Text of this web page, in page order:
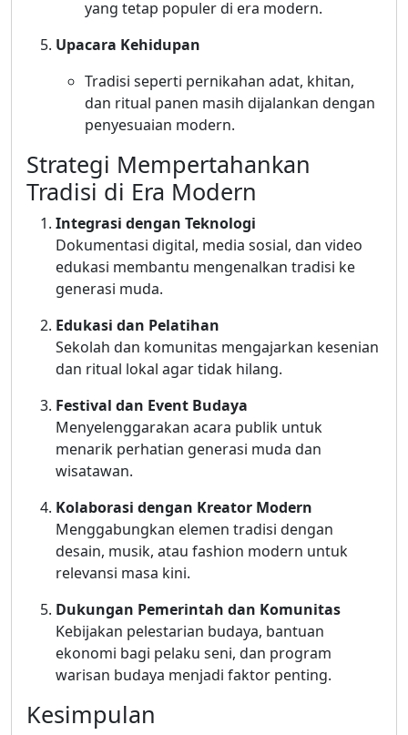
yang tetap populer di era modern.
Upacara Kehidupan
Tradisi seperti pernikahan adat, khitan,
dan ritual panen masih dijalankan dengan
penyesuaian modern.
Strategi Mempertahankan
Tradisi di Era Modern
Integrasi dengan Teknologi
Dokumentasi digital, media sosial, dan video
edukasi membantu mengenalkan tradisi ke
generasi muda.
Edukasi dan Pelatihan
Sekolah dan komunitas mengajarkan kesenian
dan ritual lokal agar tidak hilang.
Festival dan Event Budaya
Menyelenggarakan acara publik untuk
menarik perhatian generasi muda dan
wisatawan.
Kolaborasi dengan Kreator Modern
Menggabungkan elemen tradisi dengan
desain, musik, atau fashion modern untuk
relevansi masa kini.
Dukungan Pemerintah dan Komunitas
Kebijakan pelestarian budaya, bantuan
ekonomi bagi pelaku seni, dan program
warisan budaya menjadi faktor penting.
Kesimpulan